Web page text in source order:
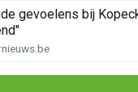
gevoelens bij